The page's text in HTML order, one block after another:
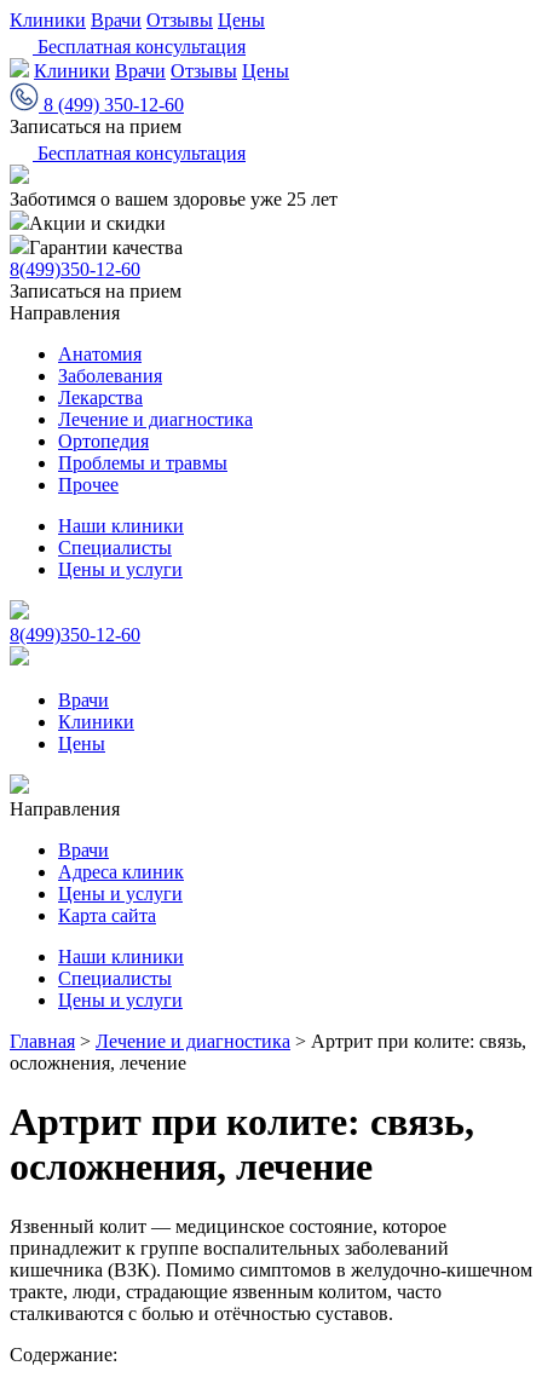
Клиники Врачи Отзывы Цены
Бесплатная консультация
Клиники Врачи Отзывы Цены
8 (499) 350-12-60
Записаться на прием
Бесплатная консультация
Заботимся о вашем здоровье уже 25 лет
Акции и скидки
Гарантии качества
8(499)350-12-60
Записаться на прием
Направления
Анатомия
Заболевания
Лекарства
Лечение и диагностика
Ортопедия
Проблемы и травмы
Прочее
Наши клиники
Специалисты
Цены и услуги
8(499)350-12-60
Врачи
Клиники
Цены
Направления
Врачи
Адреса клиник
Цены и услуги
Карта сайта
Наши клиники
Специалисты
Цены и услуги
Главная > Лечение и диагностика > Артрит при колите: связь,
осложнения, лечение
Артрит при колите: связь,
осложнения, лечение
Язвенный колит — медицинское состояние, которое
принадлежит к группе воспалительных заболеваний
кишечника (ВЗК). Помимо симптомов в желудочно-кишечном
тракте, люди, страдающие язвенным колитом, часто
сталкиваются с болью и отёчностью суставов.
Содержание: